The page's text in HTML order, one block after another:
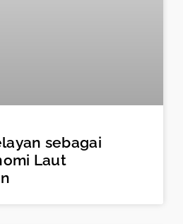
sebagai
Laut